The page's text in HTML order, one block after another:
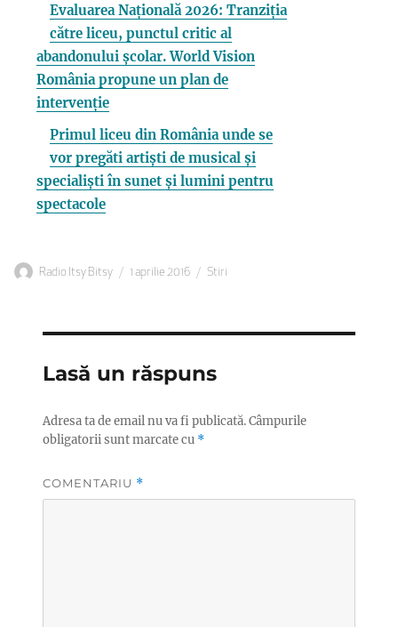
Evaluarea Națională 2026: Tranziția
către liceu, punctul critic al
abandonului școlar. World Vision
România propune un plan de
intervenție
Primul liceu din România unde se
vor pregăti artiști de musical și
specialiști în sunet și lumini pentru
spectacole
Autor
Radio Itsy Bitsy
Publicat
1 aprilie 2016 Categorii
Stiri
Lasă un răspuns
Adresa ta de email nu va fi publicată.Câmpurile
obligatorii sunt marcate cu *
COMENTARIU *